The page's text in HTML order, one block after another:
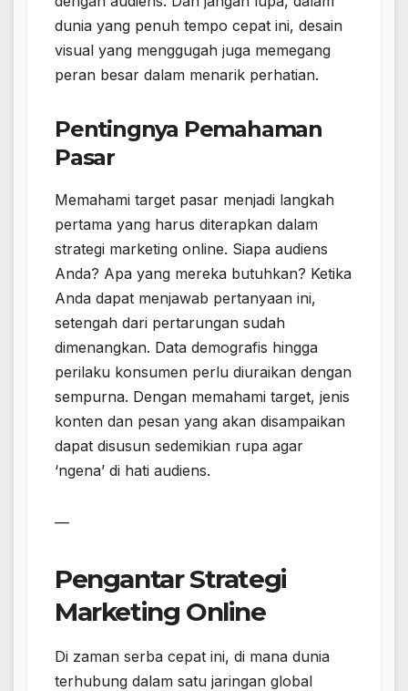
dunia yang penuh tempo cepat ini, desain
visual yang menggugah juga memegang
peran besar dalam menarik perhatian.
Pentingnya Pemahaman
Pasar
Memahami target pasar menjadi langkah
pertama yang harus diterapkan dalam
strategi marketing online. Siapa audiens
Anda? Apa yang mereka butuhkan? Ketika
Anda dapat menjawab pertanyaan ini,
setengah dari pertarungan sudah
dimenangkan. Data demografis hingga
perilaku konsumen perlu diuraikan dengan
sempurna. Dengan memahami target, jenis
konten dan pesan yang akan disampaikan
dapat disusun sedemikian rupa agar
‘ngena’ di hati audiens.
—
Pengantar Strategi
Marketing Online
Di zaman serba cepat ini, di mana dunia
terhubung dalam satu jaringan global